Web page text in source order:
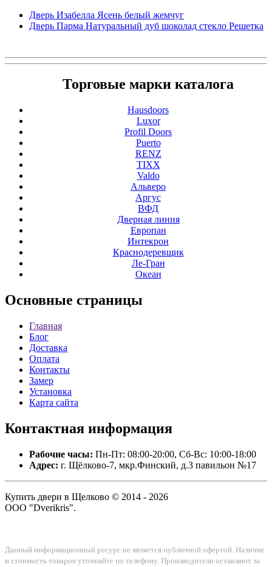
Дверь Изабелла Ясень белый жемчуг
Дверь Парма Натуральный дуб шоколад стекло Решетка
Торговые марки каталога
Hausdoors
Luxor
Profil Doors
Puerto
RENZ
TIXX
Valdo
Альверо
Аргус
ВФД
Дверная линия
Европан
Интекрон
Краснодеревщик
Ле-Гран
Океан
Основные страницы
Главная
Блог
Доставка
Оплата
Контакты
Замер
Установка
Карта сайта
Контактная информация
Рабочие часы: Пн-Пт: 08:00-20:00, Сб-Вс: 10:00-18:00
Адрес: г. Щёлково-7, мкр.Финский, д.3 павильон №17
Купить двери в Щелково © 2014 - 2026
ООО "Dverikris".
Данный информационный ресурс не является публичной офертой. Наличие
и стоимость товаров уточняйте по телефону. Производители оставляют за